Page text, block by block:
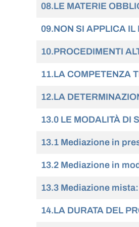
08.LE MATERIE
09.NON SI APPLICA
10.PROCEDIMENTI
11.LA COMPETENZA
12.LA
13.0 LE MODALITÀ DI
13.1 Mediazione in
13.2 Mediazione in
13.3 Mediazione
14.LA DURATA DEL